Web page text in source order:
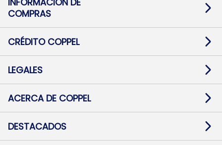
COMPRAS
Términos y condiciones
Botón de arrepentimiento
Mapa de sitio
CRÉDITO COPPEL
Solicitar Crédito
Medios de Pago
Pago Fácil Online
LEGALES
Baja contratos
Defensa al consumidor CABA
ACERCA DE COPPEL
Trabajá con Nosotros
Preguntas Frecuentes
DESTACADOS